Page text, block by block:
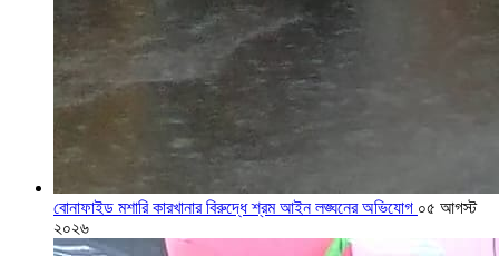
বোনাফাইড মশারি কারখানার বিরুদ্ধে শ্রম আইন লঙ্ঘনের অভিযোগ ০৫ আগস্ট
২০২৬